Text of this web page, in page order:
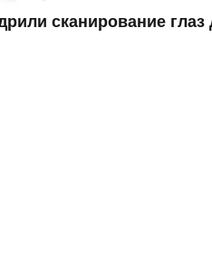
сканирование